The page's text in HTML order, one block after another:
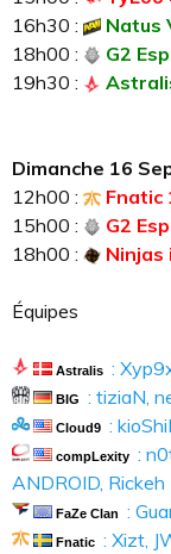
16h30 :
Natus
18h00 :
G2
19h30 :
Dimanche 16
12h00 :
Fnatic
15h00 :
G2
18h00 :
Ninjas
Équipes
Astralis :
BIG : tiziaN,
Cloud9 :
compLexity :
ANDROID, Rickeh
FaZe Clan :
Fnatic : Xizt,